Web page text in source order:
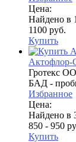
Цена:
Найдено в
1100 руб.
Купить
Актофлор-
Гротекс
БАД -
Избранное
Цена:
Найдено в
850 - 950
Купить